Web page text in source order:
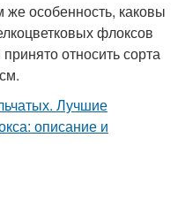
особенность, каковы
флоксов
относить сорта